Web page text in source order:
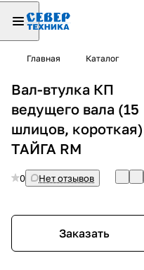
Главная Каталог
Вал-втулка КП
ведущего вала (15
шлицов, короткая)
ТАЙГА RM
0 Нет отзывов
Заказать